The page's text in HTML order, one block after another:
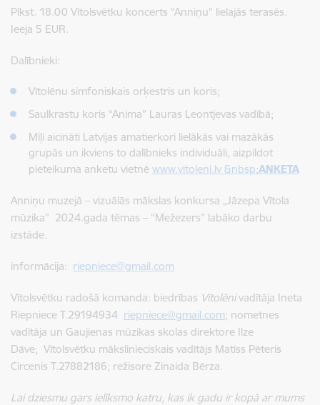
Plkst. 18.00 Vītolsvētku koncerts “Anniņu” lielajās terasēs.
Ieeja 5 EUR.
Dalībnieki:
Vītolēnu simfoniskais orķestris un koris;
Saulkrastu koris “Anima” Lauras Leontjevas vadībā;
Mīļi aicināti Latvijas amatierkori lielākās vai mazākās
grupās un ikviens to dalībnieks individuāli, aizpildot
pieteikuma anketu vietnē www.vitoleni.lv &nbsp;ANKETA
Anniņu muzejā – vizuālās mākslas konkursa „Jāzepa Vītola
mūzika” 2024.gada tēmas – “Mežezers” labāko darbu
izstāde.
informācija: riepniece@gmail.com
Vītolsvētku radošā komanda: biedrības Vītolēnivadītāja Ineta
Riepniece T.29194934 riepniece@gmail.com; nometnes
vadītāja un Gaujienas mūzikas skolas direktore Ilze
Dāve; Vītolsvētku mākslinieciskais vadītājs Matīss Pēteris
Circenis T.27882186; režisore Zinaida Bērza.
Lai dziesmu gars ielīksmo katru, kas ik gadu ir kopā ar mums